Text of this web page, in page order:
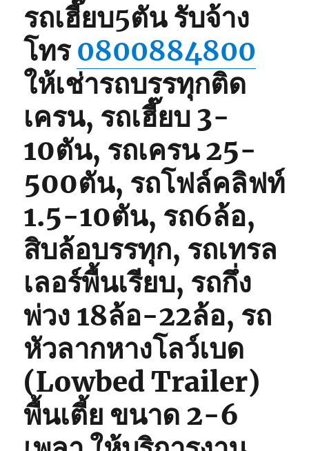
รถเฮี๊ยบ5ตัน รับจ้าง
โทร0800884800
ให้เช่ารถบรรทุกติด
เครน, รถเฮี๊ยบ 3-
10ตัน, รถเครน 25-
500ตัน, รถโฟล์คลิฟท์
1.5-10ตัน, รถ6ล้อ,
สิบล้อบรรทุก, รถเทรล
เลอร์พื้นเรียบ, รถกึ่ง
พ่วง 18ล้อ-22ล้อ, รถ
หัวลากหางโลว์เบด
(Lowbed Trailer)
พื้นเตี้ย ขนาด 2-6